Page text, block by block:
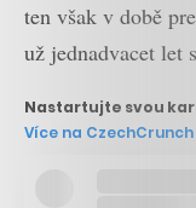
ten však v době
už jednadvacet let
Nastartujte svou
Více na